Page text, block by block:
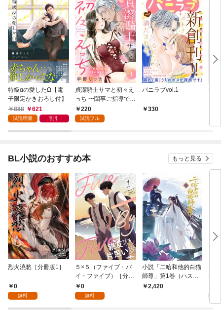
特級αの愛したΩ【電
子限定かきおろし付】
888
621
試読増量 割引
貞潔騎士サマと初々え
っち 〜閨事ご指導でき
かねます！〜（1）
220
試読フル
バニラブvol.1
330
偽
BL小説のおすすめ本 もっと見る
烈火澆愁［分冊版1］
0
無料
５×５（ファイブ・バ
イ・ファイブ）［分冊
版１］
0
無料
小説「二哈和他的白猫
師尊」第1巻（ハスキ
ーとかれのしろねこし
2,420
病